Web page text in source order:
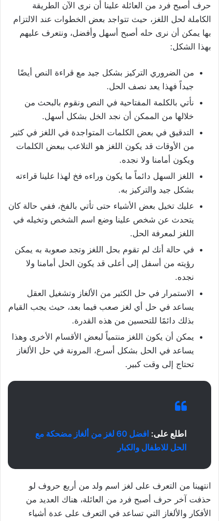
حرف أصبح فرد من العائلة علينا أن نرى الآن الطريقة
الكاملة لحل اللغز، حيث تتواجد بعض الخطوات عند الالتزام
بها يمكن أن نرى حله أصبح أسهل وأفضل، ونتعرف عليهم
بهذا الشكل:
من الضروري التركيز بشكل جيد مع قراءة النص أيضًا
جيداً فهذا يعد نصف الحل.
نأتي بالكلمة المفتاحية في النص ونقوم بالبحث من
خلالها من الممكن أن نجد الخل بشكل أسهل.
التدقيق في بعض الكلمات المتواجدة في اللغز في كثير
من الأوقات قد يكون اللغز هو التلاعب ببعض الكلمات
ويكون أمامنا ولا نجده.
اللغز السهل دائماً ما يكون وراءه فخ لهذا علينا قراءته
بشكل جيد والتركيز به.
عليك تخيل بعض الأشياء حتى تأتي بالفخ، ففي حالة كان
يتحدث عن شخص علينا وضع اسم الشخص وتخيله في
اللغز لمعرفة الحل.
في حالة أنك لم تقوم بحل اللغز وتجد صعوبة به يمكن
رؤيته من أسفل إلى أعلى قد يكون الحل أمامنا ولا
نجده.
الاستمرار في حل الكثير من الألغاز وتشغيل العقل
يساعد في حل أي لغز صعب فيما بعد، حيث يجب القيام
بذلك دائمًا للتحسين من هذه القدرة.
يمكن أن يكون اللغز منتمياً لبعض الأقسام الأخرى وهذا
يساعد في الحل بشكل أسرع، المرونة في حل الألغاز
تحتاج إلى وقت كبير.
اطلع على:
افضل 60 لغز من ألغاز مضحكة مع
الحل للاطفال والكبار
انتهينا من التعرف على لغز اسم ولد من أربع حروف لو
حذفت آخر حرف أصبح فرد من العائلة، هناك العديد من
الأفكار والألغاز التي تساعد في التعرف على عدة أشياء